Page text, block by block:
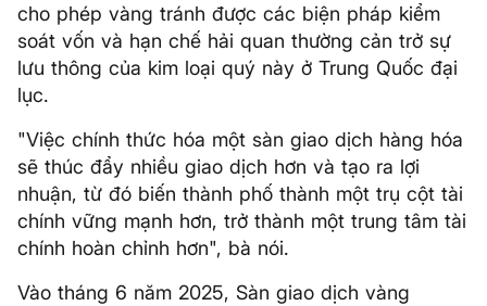
cho phép vàng tránh được các biện pháp kiểm
soát vốn và hạn chế hải quan thường cản trở sự
lưu thông của kim loại quý này ở Trung Quốc đại
lục.
"Việc chính thức hóa một sàn giao dịch hàng hóa
sẽ thúc đẩy nhiều giao dịch hơn và tạo ra lợi
nhuận, từ đó biến thành phố thành một trụ cột tài
chính vững mạnh hơn, trở thành một trung tâm tài
chính hoàn chỉnh hơn", bà nói.
Vào tháng 6 năm 2025, Sàn giao dịch vàng